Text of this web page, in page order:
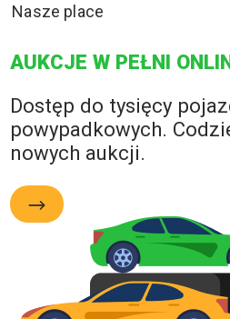
Nasze place
AUKCJE W PEŁNI
Dostęp do tysięcy
powypadkowych.
nowych aukcji.